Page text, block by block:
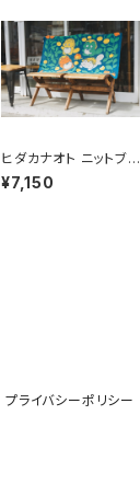
ヒダカナオト ニットブラ
ンケット
¥7,150
プライバシーポリシー